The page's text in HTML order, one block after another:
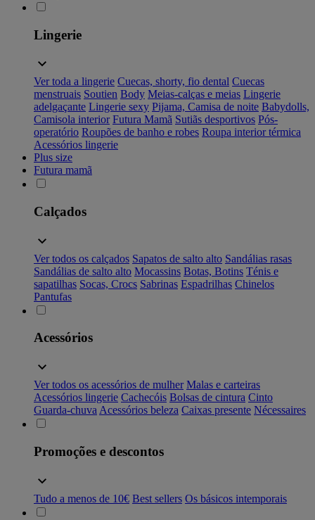
Lingerie
Ver toda a lingerie Cuecas, shorty, fio dental Cuecas
menstruais Soutien Body Meias-calças e meias Lingerie
adelgaçante Lingerie sexy Pijama, Camisa de noite Babydolls,
Camisola interior Futura Mamã Sutiãs desportivos Pós-
operatório Roupões de banho e robes Roupa interior térmica
Acessórios lingerie
Plus size
Futura mamã
Calçados
Ver todos os calçados Sapatos de salto alto Sandálias rasas
Sandálias de salto alto Mocassins Botas, Botins Ténis e
sapatilhas Socas, Crocs Sabrinas Espadrilhas Chinelos
Pantufas
Acessórios
Ver todos os acessórios de mulher Malas e carteiras
Acessórios lingerie Cachecóis Bolsas de cintura Cinto
Guarda-chuva Acessórios beleza Caixas presente Nécessaires
Promoções e descontos
Tudo a menos de 10€ Best sellers Os básicos intemporais